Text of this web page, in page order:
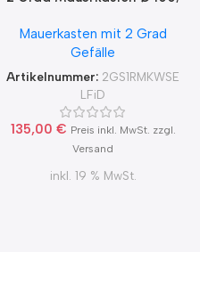
Dunstabzug
Rückstauklappe 2GS1-R-
MKWSELFiD, runter zur
Haube mit Aluflex
Mauerkasten mit 2 Grad
Gefälle
Artikelnummer: 2GS1RMKWSE
LFiD
135,00 € Preis inkl. MwSt. zzgl.
Versand
inkl. 19 % MwSt.